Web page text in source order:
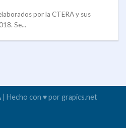
por la CTERA y sus
Se...
| Hecho con ♥ por grapics.net